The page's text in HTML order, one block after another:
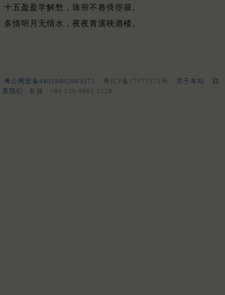
十五盈盈学解愁，珠帘不卷倚箜篌。
多情明月无情水，夜夜青溪映酒楼。
粤公网安备44010402003275 粤ICP备17077571号 关于本站
联
系我们
客服：+86 136 0901 3320